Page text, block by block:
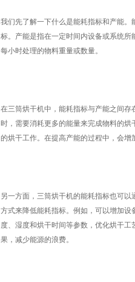
我们先了解一下什么是能耗指标和产能
标。产能是指在一定时间内设备或系统
每小时处理的物料重量或数量。
在三筒烘干机中，能耗指标与产能之间
时，需要消耗更多的能量来完成物料的
的烘干工作。在提高产能的过程中，会
另一方面，三筒烘干机的能耗指标也可
方式来降低能耗指标。例如，可以增加
度、湿度和烘干时间等参数，优化烘干
果，减少能源的浪费。